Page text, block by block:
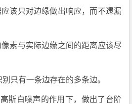
该只对边缘做出响应，而不遗漏
素与实际边缘之间的距离应该尽
只有一条边存在的多条边。
斯白噪声的作用下，做出了台阶